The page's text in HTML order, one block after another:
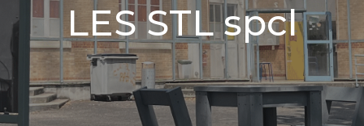
LES STL spcl